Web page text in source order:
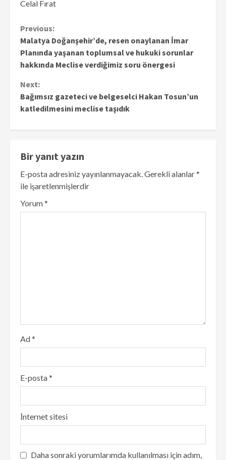
Celal Fırat
Continue
Reading
Previous:
Malatya Doğanşehir’de, resen onaylanan İmar
Planında yaşanan toplumsal ve hukuki sorunlar
hakkında Meclise verdiğimiz soru önergesi
Next:
Bağımsız gazeteci ve belgeselci Hakan Tosun’un
katledilmesini meclise taşıdık
Bir yanıt yazın
E-posta adresiniz yayınlanmayacak.Gerekli alanlar*
ile işaretlenmişlerdir
Yorum*
Ad*
E-posta*
İnternet sitesi
Daha sonraki yorumlarımda kullanılması için adım,